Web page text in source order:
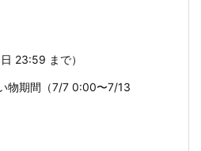
23:59 まで）
物期間（7/7 0:00〜7/13